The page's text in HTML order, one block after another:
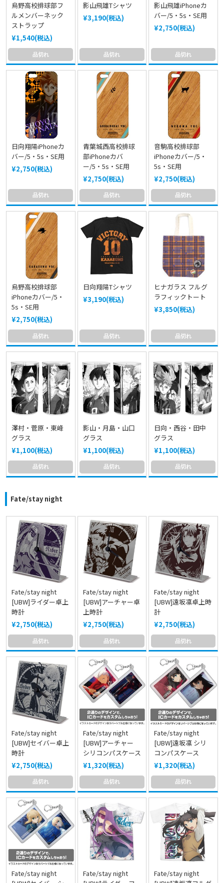
烏野高校排球部フ
ルメンバーネック
ストラップ
¥1,540(税込)
品切れ
影山飛雄Tシャツ
¥3,190(税込)
品切れ
影山飛雄iPhoneカ
バー/5・5s・SE用
¥2,750(税込)
品切れ
日向翔陽iPhoneカ
バー/5・5s・SE用
¥2,750(税込)
品切れ
青葉城西高校排球
部iPhoneカバ
ー/5・5s・SE用
¥2,750(税込)
品切れ
音駒高校排球部
iPhoneカバー/5・
5s・SE用
¥2,750(税込)
品切れ
烏野高校排球部
iPhoneカバー/5・
5s・SE用
¥2,750(税込)
品切れ
日向翔陽Tシャツ
¥3,190(税込)
品切れ
ヒナガラス フルグ
ラフィックトート
¥3,850(税込)
品切れ
澤村・菅原・東峰
グラス
¥1,100(税込)
品切れ
影山・月島・山口
グラス
¥1,100(税込)
品切れ
日向・西谷・田中
グラス
¥1,100(税込)
品切れ
Fate/stay night
Fate/stay night
[UBW]ライダー卓上
時計
¥2,750(税込)
品切れ
Fate/stay night
[UBW]アーチャー卓
上時計
¥2,750(税込)
品切れ
Fate/stay night
[UBW]遠坂凛卓上時
計
¥2,750(税込)
品切れ
Fate/stay night
[UBW]セイバー卓上
時計
¥2,750(税込)
品切れ
Fate/stay night
[UBW]アーチャー
シリコンパスケース
¥1,320(税込)
品切れ
Fate/stay night
[UBW]遠坂凛 シリ
コンパスケース
¥1,320(税込)
品切れ
Fate/stay night
Fate/stay night
Fate/stay night